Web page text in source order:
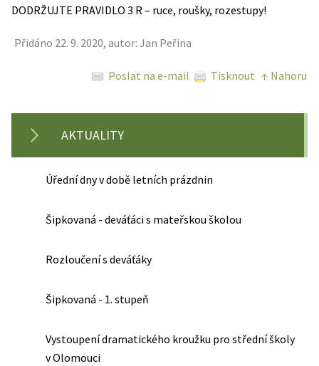
DODRŽUJTE PRAVIDLO 3 R – ruce, roušky, rozestupy!
Přidáno 22. 9. 2020, autor: Jan Peřina
Poslat na e-mail Tisknout ↑ Nahoru
AKTUALITY
Úřední dny v době letních prázdnin
Šipkovaná - deváťáci s mateřskou školou
Rozloučení s deváťáky
Šipkovaná - 1. stupeň
Vystoupení dramatického kroužku pro střední školy
v Olomouci